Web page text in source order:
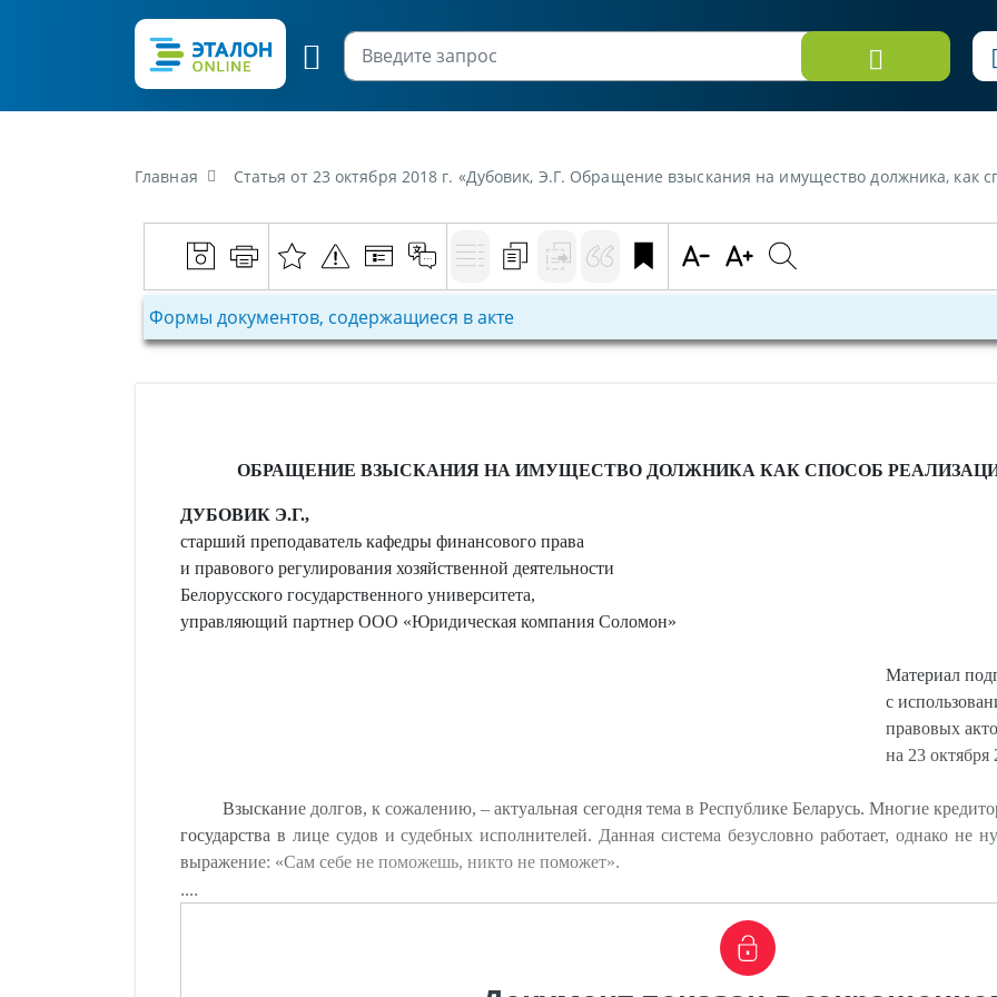
Главная Статья от 23 октября 2018 г. «Дубовик, Э.Г. Обращение взыскания на имущество должника, как
Формы документов, содержащиеся в акте
ОБРАЩЕНИЕ ВЗЫСКАНИЯ НА ИМУЩЕСТВО ДОЛЖНИКА КАК СПОСОБ
ДУБОВИК Э.Г.,
старший преподаватель кафедры финансового права
и правового регулирования хозяйственной деятельности
Белорусского государственного университета,
управляющий партнер ООО «Юридическая компания Соломон»
Материал
с
правовых
на 23 октября
Взыскание долгов, к сожалению, – актуальная сегодня тема в Республике Беларусь. Многие
государства в лице судов и судебных исполнителей. Данная система безусловно работает, однако не
выражение: «Сам себе не поможешь, никто не поможет».
....